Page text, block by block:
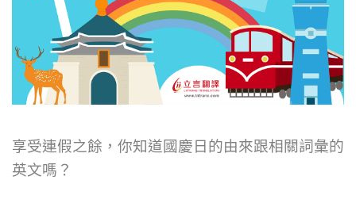
享受連假之餘，你知道國慶日的由來跟相關詞彙的
英文嗎？